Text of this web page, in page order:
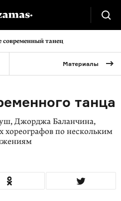
современный танец
Материалы
танца
Джорджа Баланчина,
хореографов по нескольким